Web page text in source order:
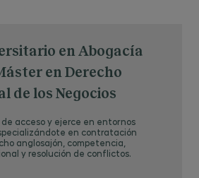
en Abogacía
en Derecho
de los Negocios
acceso y ejerce en entornos
en contratación
anglosajón, competencia,
y resolución de conflictos.